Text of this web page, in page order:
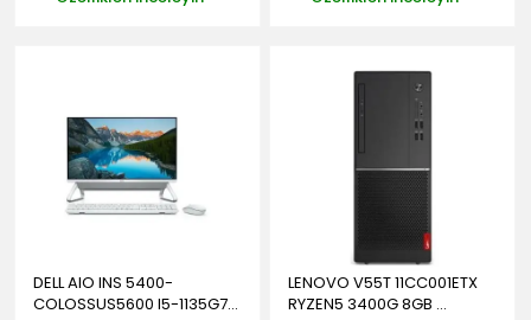
DELL AIO INS 5400-
COLOSSUS5600 I5-1135G7...
LENOVO V55T 11CC001ETX
RYZEN5 3400G 8GB ...